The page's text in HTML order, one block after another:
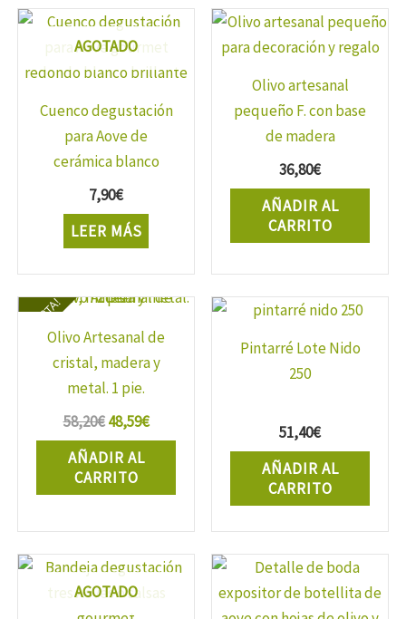
Las
producto
AGOTADO
Cuenco degustación
para Aove de
cerámica blanco
brillante
7,90€
LEER MÁS
Olivo artesanal
pequeño F. con base
de madera
36,80€
AÑADIR AL
CARRITO
¡OFERTA!Olivo Artesanal de
cristal, madera y
metal. 1 pie.
58,20€ El
precio
original
era:
58,20€.
48,59€El
precio
48,59€.
AÑADIR AL
CARRITO
Pintarré Lote Nido
250
51,40€
AÑADIR AL
CARRITO
AGOTADO